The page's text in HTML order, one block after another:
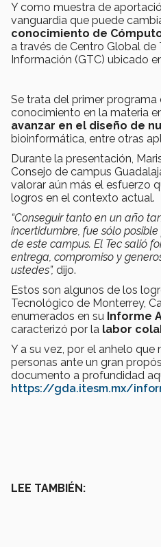
Y como muestra de
vanguardia que puede
conocimiento de
a través de Centro Global de
Información (GTC) ubicado
Se trata del primer programa
conocimiento en la materia
avanzar en el diseño de
bioinformática, entre otras
Durante la presentación,
Consejo de campus
valorar aún más el esfuerzo
logros en el contexto actual.
“Conseguir tanto en un año
incertidumbre, fue sólo
de este campus. El Tec salió
entrega, compromiso y
ustedes”, dijo.
Estos son algunos de los
Tecnológico de Monterrey,
enumerados en su Informe
caracterizó por la labor
Y a su vez, por el anhelo
personas ante un gran
documento a profundidad
https://gda.itesm.mx/
LEE TAMBIÉN: